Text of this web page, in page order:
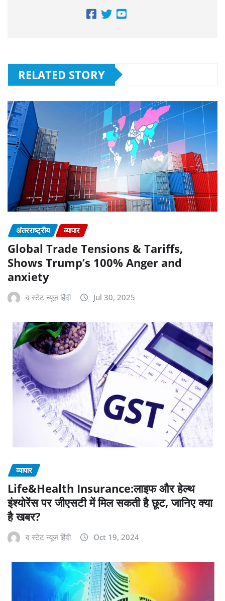
RELATED STORY
अंतरराष्ट्रीय व्यापार
Global Trade Tensions & Tariffs,
Shows Trump’s 100% Anger and
anxiety
द स्टेट न्यूज़ हिंदी Jul 30, 2025
व्यापार
Life&Health Insurance:लाइफ और हेल्थ
इंश्योरेंस पर जीएसटी में मिल सकती है छूट, जानिए क्या
है खबर?
द स्टेट न्यूज़ हिंदी Oct 19, 2024